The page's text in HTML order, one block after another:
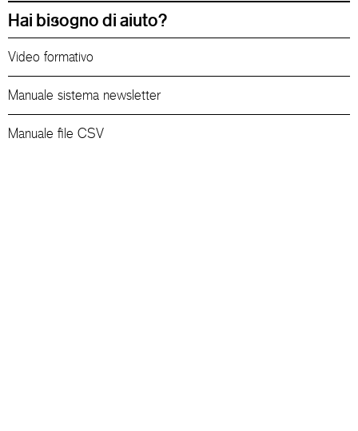
Hai bisogno di aiuto?
Video formativo
Manuale sistema newsletter
Manuale file CSV